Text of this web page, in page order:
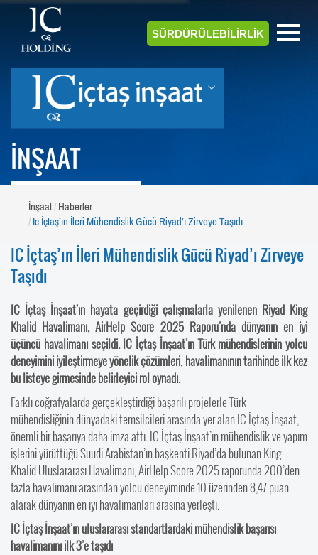
SÜRDÜRÜLEBİLİRLİK
İNŞAAT
İnşaat Haberler
Ic İçtaş’ın İleri Mühendislik Gücü Riyad’ı Zirveye Taşıdı
IC İçtaş’ın İleri Mühendislik Gücü Riyad’ı Zirveye
Taşıdı
IC İçtaş İnşaat’ın hayata geçirdiği çalışmalarla yenilenen Riyad King
Khalid Havalimanı, AirHelp Score 2025 Raporu’nda dünyanın en iyi
üçüncü havalimanı seçildi. IC İçtaş İnşaat’ın Türk mühendislerinin yolcu
deneyimini iyileştirmeye yönelik çözümleri, havalimanının tarihinde ilk kez
bu listeye girmesinde belirleyici rol oynadı.
Farklı coğrafyalarda gerçekleştirdiği başarılı projelerle Türk
mühendisliğinin dünyadaki temsilcileri arasında yer alan IC İçtaş İnşaat,
önemli bir başarıya daha imza attı. IC İçtaş İnşaat’ın mühendislik ve yapım
işlerini yürüttüğü Suudi Arabistan’ın başkenti Riyad’da bulunan King
Khalid Uluslararası Havalimanı, AirHelp Score 2025 raporunda 200’den
fazla havalimanı arasından yolcu deneyiminde 10 üzerinden 8,47 puan
alarak dünyanın en iyi havalimanları arasına yerleşti.
IC İçtaş İnşaat’ın uluslararası standartlardaki mühendislik başarısı
havalimanını ilk 3’e taşıdı